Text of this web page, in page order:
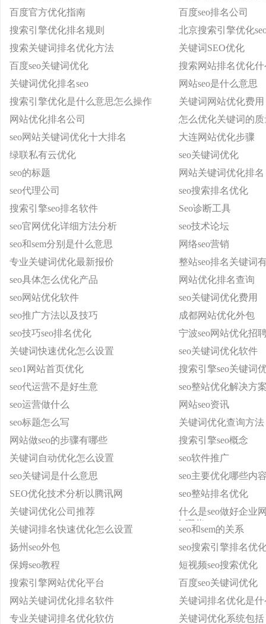
百度官方优化指南
百度seo排名公司
搜索引擎优化排名规则
北京搜索引擎优化
搜索关键词排名优化方法
关键词SEO优化
百度seo关键词优化
搜索网站排名优化
关键词优化排名seo
网站seo是什么意思
搜索引擎优化是什么意思怎么操作
关键词网站优化费用
网站优化排名公司
怎么优化关键词的
seo网站关键词优化十大排名
大连网站优化步骤
绿联私有云优化
seo关键词优化
seo的标题
网站关键词优化排名
seo代理公司
seo搜索排名优化
搜索引擎seo排名软件
Seo诊断工具
seo官网优化详细方法分析
seo技术论坛
seo和sem分别是什么意思
网络seo营销
专业关键词优化最新报价
整站seo排名关键词
seo具体怎么优化产品
网站优化排名查询
seo网站优化软件
seo关键词优化费用
seo推广方法以及技巧
成都网站优化外包
seo技巧seo排名优化
宁波seo网站优化招
关键词快速优化怎么设置
seo关键词优化软件
seo1网站首页优化
搜索引擎seo关键词
seo代运营不是好生意
seo整站优化解决方
seo运营做什么
网站seo资讯
seo标题怎么写
关键词优化查询方法
网站做seo的步骤有哪些
搜索引擎seo概念
关键词自动优化怎么设置
seo软件推广
seo关键词是什么意思
seo主要优化哪些内
SEO优化技术分析以腾讯网
seo整站排名优化
关键词优化公司推荐
什么是seo做好企业
有哪些
关键词排名快速优化怎么设置
seo和sem的关系
扬州seo外包
seo搜索引擎排名优
保姆seo教程
短视频seo搜索优化
搜索引擎网站优化平台
百度seo关键词优化
网站关键词优化排名软件
关键词排名优化是
专业关键词排名优化软仿
关键词优化系统包括